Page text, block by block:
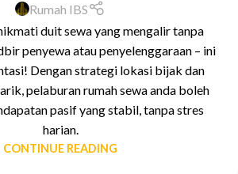
Rumah IBS
duit sewa yang mengalir tanpa
penyewa atau penyelenggaraan – ini
Dengan strategi lokasi bijak dan
pelaburan rumah sewa anda boleh
pasif yang stabil, tanpa stres
harian.
CONTINUE READING